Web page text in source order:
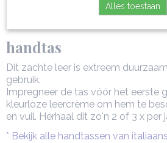
Onderhoudstips voor
handtas
Dit zachte leer is extreem
gebruik.
Impregneer de tas vóór het eerste
kleurloze leercrème om hem te
en vuil. Herhaal dit zo'n 2 of 3 x per
* Bekijk alle handtassen van
Alles toestaan